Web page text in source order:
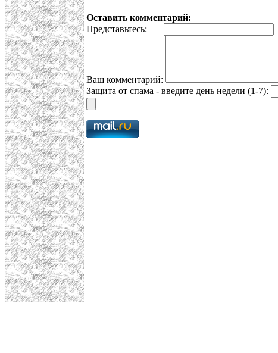
Оставить комментарий:
Представьтесь:
Ваш комментарий:
Защита от спама - введите день недели (1-7):